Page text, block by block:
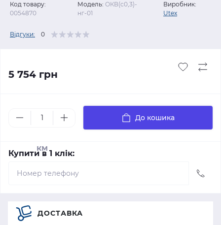
Код товару:
0054870
Модель: ОКВ(c0,3)-
нг-01
Виробник:
Utex
Відгуки: 0
5 754 грн
км
До кошика
Купити в 1 клік:
ДОСТАВКА